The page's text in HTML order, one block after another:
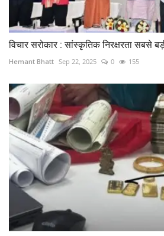
विचार सरोकार : सांस्कृतिक निरक्षरता सबसे
Hemant Bhatt Sep 22, 2025 0 155